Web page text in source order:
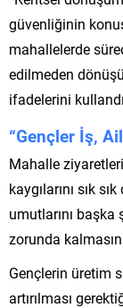
güvenliğinin
mahallelerde
edilmeden
ifadelerini
“Gençler İş,
Mahalle
kaygılarını sık
umutlarını
zorunda
Gençlerin üretim
artırılması